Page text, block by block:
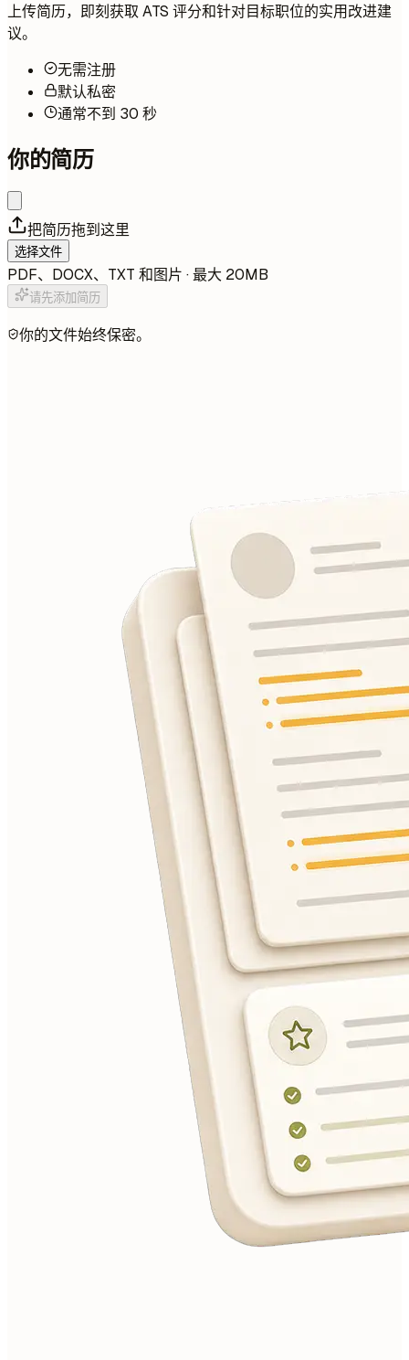
上传简历，即刻获取 ATS 评分和针对目标职位的实用改进建
议。
无需注册
默认私密
通常不到 30 秒
你的简历
把简历拖到这里
选择文件
PDF、DOCX、TXT 和图片 · 最大 20MB
请先添加简历
你的文件始终保密。